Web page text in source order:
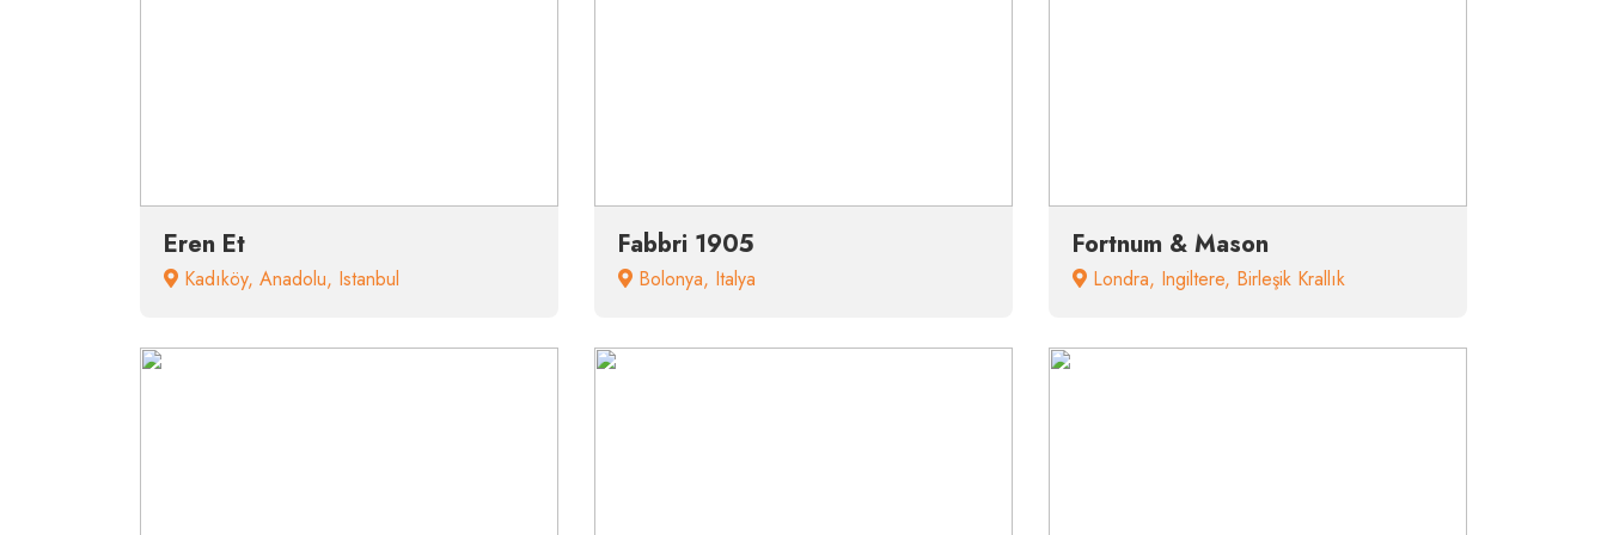
Eren Et
Kadıköy, Anadolu, Istanbul
Fabbri 1905
Bolonya, Italya
Fortnum & Mason
Londra, Ingiltere, Birleşik Krallık